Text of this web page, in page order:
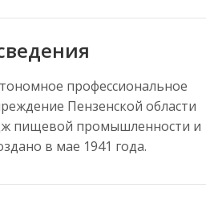
профессиональное
Пензенской области
пищевой промышленности и
в мае 1941 года.